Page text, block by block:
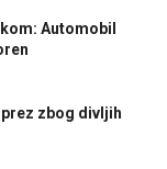
Automobil
zbog divljih